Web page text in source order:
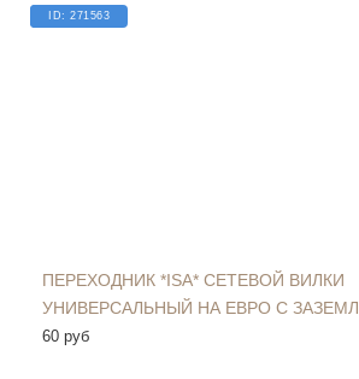
НОВИНКА
ID: 271563
ПЕРЕХОДНИК *ISA* СЕТЕВОЙ ВИЛКИ
УНИВЕРСАЛЬНЫЙ НА ЕВРО С
60 руб